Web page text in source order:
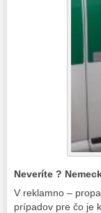
Neveríte ?
V reklamno –
prípadov pre čo je